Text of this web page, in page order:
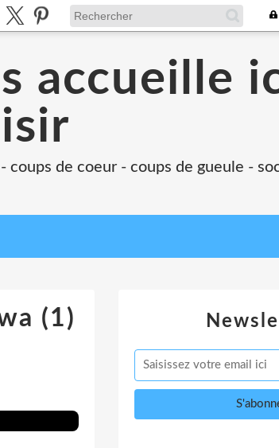
accueille
de coeur - coups de gueule -
(1)